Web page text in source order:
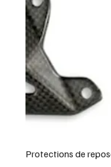
Protections de